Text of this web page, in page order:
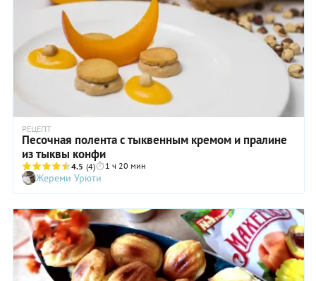
РЕЦЕПТ
Песочная полента с тыквенным кремом и пралине
из тыквы конфи
4.5 (4) 1 ч 20 мин
Жереми Урюти